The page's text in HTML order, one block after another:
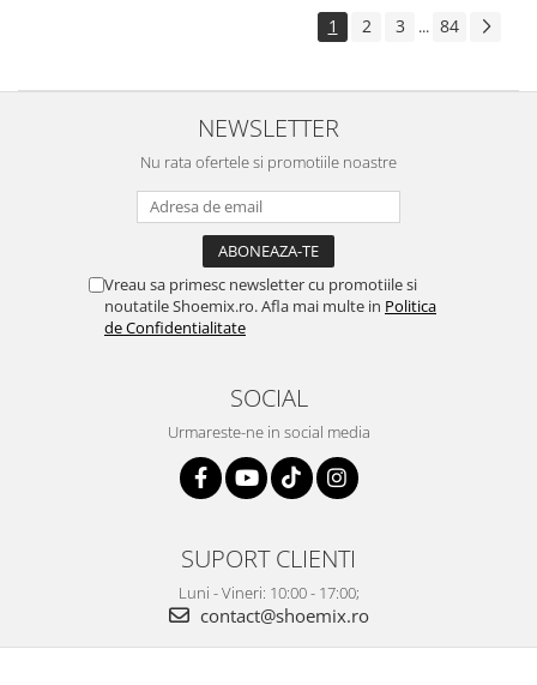
1 2 3 ... 84
NEWSLETTER
Nu rata ofertele si promotiile noastre
Vreau sa primesc newsletter cu promotiile si
noutatile Shoemix.ro. Afla mai multe in Politica
de Confidentialitate
SOCIAL
Urmareste-ne in social media
SUPORT CLIENTI
Luni - Vineri: 10:00 - 17:00;
contact@shoemix.ro